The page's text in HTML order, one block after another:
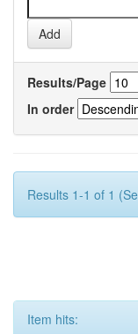
Results/Page
In order
Results 1-1 of 1
Item hits: